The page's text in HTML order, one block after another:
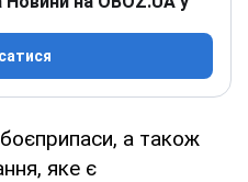
а також
яке є